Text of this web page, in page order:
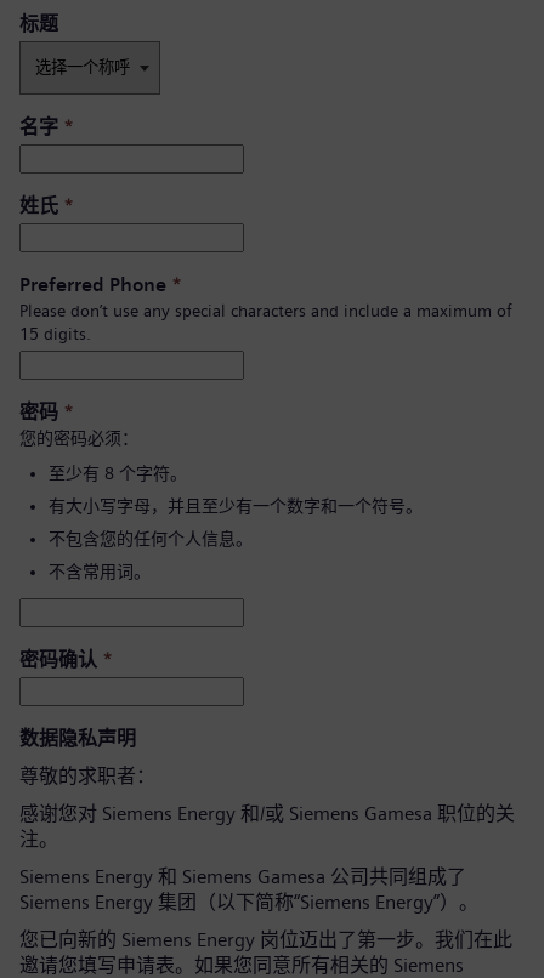
标题
名字 *
姓氏 *
Preferred Phone *
Please don’t use any special characters and include a maximum of
15 digits.
密码 *
您的密码必须：
至少有 8 个字符。
有大小写字母，并且至少有一个数字和一个符号。
不包含您的任何个人信息。
不含常用词。
密码确认 *
数据隐私声明
尊敬的求职者：
感谢您对 Siemens Energy 和/或 Siemens Gamesa 职位的关
注。
Siemens Energy 和 Siemens Gamesa 公司共同组成了
Siemens Energy 集团（以下简称“Siemens Energy”）。
您已向新的 Siemens Energy 岗位迈出了第一步。我们在此
邀请您填写申请表。如果您同意所有相关的 Siemens